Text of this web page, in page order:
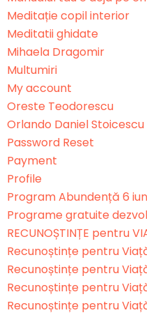
Meditație copil interior
Meditatii ghidate
Mihaela Dragomir
Multumiri
My account
Oreste Teodorescu
Orlando Daniel Stoicescu
Password Reset
Payment
Profile
Program Abundență 6
Programe gratuite
RECUNOȘTINȚE pentru
Recunoștințe pentru
Recunoștințe pentru
Recunoștințe pentru Viață
Recunoștințe pentru